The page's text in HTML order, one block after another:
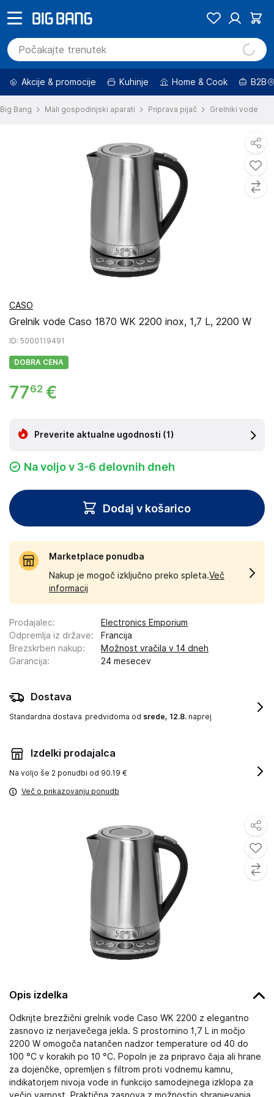
Akcije & promocije Kuhinje Home & Cook B2B
Big Bang Mali gospodinjski aparati Priprava pijač Grelniki vode
Opis izdelka
Odkrijte brezžični grelnik vode Caso WK 2200 z elegantno
zasnovo iz nerjavečega jekla. S prostornino 1,7 L in močjo
2200 W omogoča natančen nadzor temperature od 40 do
100 °C v korakih po 10 °C. Popoln je za pripravo čaja ali hrane
za dojenčke, opremljen s filtrom proti vodnemu kamnu,
indikatorjem nivoja vode in funkcijo samodejnega izklopa za
CASO
Grelnik vode Caso 1870 WK 2200 inox, 1,7 L, 2200 W
ID: 5000119491
DOBRA CENA
7762 €
Preverite aktualne ugodnosti (1)
Na voljo v 3-6 delovnih dneh
Dodaj v košarico
Marketplace ponudba
Nakup je mogoč izključno preko spleta.Več
informacij
Prodajalec:
Electronics Emporium
Odpremlja iz države:
Francija
Brezskrben nakup:
Možnost vračila v 14 dneh
Garancija: 24 mesecev
Dostava
Standardna dostava predvidoma od srede, 12.8. naprej
Izdelki prodajalca
Na voljo še 2 ponudbi od 90.19 €
Več o prikazovanju ponudb